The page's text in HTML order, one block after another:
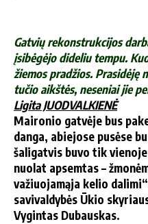
Gat­vių re­konst­ruk­ci­jos
įsi­bė­gė­jo di­de­liu tem­pu.
žie­mos pra­džios.
tu­čio aikš­tės, ne­se­niai jie
Li­gi­ta JUODVALKIENĖ
Mai­ro­nio gat­vė­je bus
dan­ga, abie­jo­se pu­sė­se
ša­li­gat­vis bu­vo tik
nuo­lat ap­sem­tas –
va­žiuo­ja­mą­ja ke­lio
sa­vi­val­dy­bės Ūkio
Vy­gin­tas Du­baus­kas.